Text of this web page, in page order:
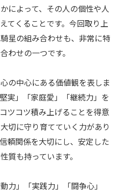
によって、その人の個性や人
てくることです。今回取り上
星の組み合わせも、非常に特
わせの一つです。
の中心にある価値観を表しま
実」「家庭愛」「継続力」を
ツコツ積み上げることを得意
切に守り育てていく力があり
頼関係を大切にし、安定した
質も持っています。
力」「実践力」「闘争心」